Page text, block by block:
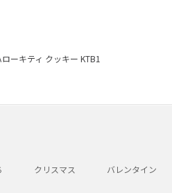
ーキティ クッキー KTB1
クリスマス バレンタイン